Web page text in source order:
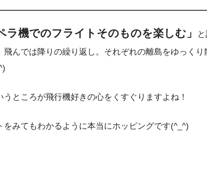
ラ機でのフライトそのものを楽しむ」
飛んでは降りの繰り返し。それぞれの離島をゆっくり
うところが飛行機好きの心をくすぐりますよね！
をみてもわかるように本当にホッピングです(^_^)